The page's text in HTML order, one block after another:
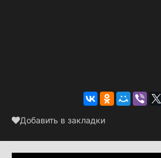
Добавить в закладки